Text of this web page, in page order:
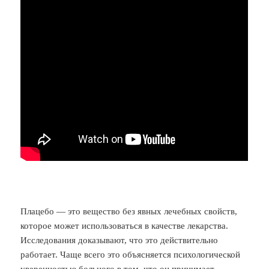
Плацебо — это вещество без явных лечебных свойств,
которое может использоваться в качестве лекарства.
Исследования доказывают, что это действительно
работает. Чаще всего это объясняется психологической